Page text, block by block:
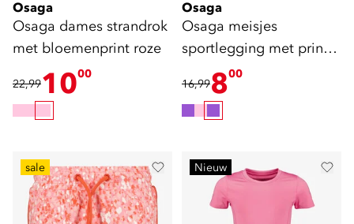
Osaga
Osaga dames strandrok
met bloemenprint roze
22,991000
Osaga
Osaga meisjes
sportlegging met print
paars roze
16,99800
sale Nieuw